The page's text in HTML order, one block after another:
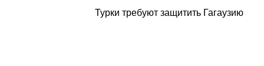
Турки требуют защитить Гагаузию